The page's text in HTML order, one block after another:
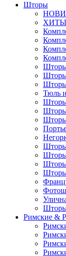
Шторы
ХИТЫ
Шторы
Шторы
Шторы
Тюль
Шторы
Шторы
Шторы
Шторы
Шторы
Шторы
Римские &